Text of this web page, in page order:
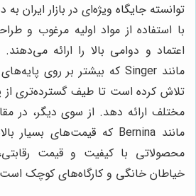
توانسته جایگاه ویژه‌ای در بازار ایران
با استفاده از مواد اولیه مرغوب و
اعتماد و دوامی بالا را ارائه
مانند Singer که بیشتر بر روی پایه‌های ساده تمرکز دارند،
تلاش کرده است تا طیف گسترده‌تری از
مختلف ارائه دهد. از سوی دیگر، در
مانند Bernina که قیمت‌های بسیار بالایی دارند،
محصولاتی با کیفیت و قیمت
خیاطان خانگی و کارگاه‌های کوچک